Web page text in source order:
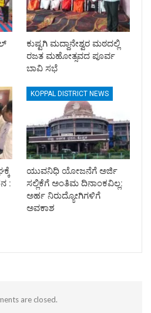
ಕುಷ್ಟಗಿ ಮದ್ದಾನೇಶ್ವರ ಮಠದಲ್ಲಿ
ರಜತ ಮಹೋತ್ಸವದ ಪೂರ್ವ
ಬಾವಿ ಸಭೆ
:
KOPPAL DISTRICT NEWS
ಯುವನಿಧಿ ಯೋಜನೆಗೆ ಅರ್ಜಿ
ಸಲ್ಲಿಕೆಗೆ ಅಂತಿಮ ದಿನಾಂಕವಿಲ್ಲ:
ಅರ್ಹ ನಿರುದ್ಯೋಗಿಗಳಿಗೆ
ಅವಕಾಶ
are closed.